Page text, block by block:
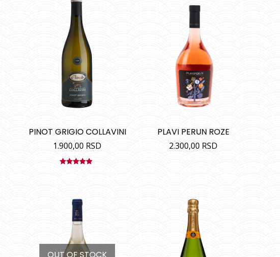
PINOT GRIGIO COLLAVINI
1.900,00 RSD
PLAVI PERUN ROZE
2.300,00 RSD